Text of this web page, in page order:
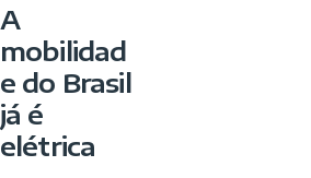
A
mobilidad
e do Brasil
já é
elétrica